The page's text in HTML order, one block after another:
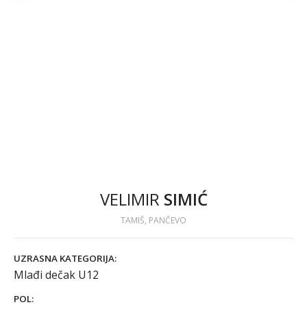
VELIMIR SIMIĆ
TAMIŠ, PANČEVO
UZRASNA KATEGORIJA:
Mlađi dečak U12
POL: